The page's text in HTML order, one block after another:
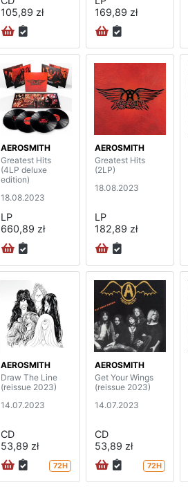
105,89 zł
169,89 zł
AEROSMITH
Greatest Hits
(4LP deluxe
edition)
18.08.2023
LP
660,89 zł
AEROSMITH
Greatest Hits
(2LP)
18.08.2023
LP
182,89 zł
AEROSMITH
Draw The Line
(reissue 2023)
14.07.2023
CD
53,89 zł
72H
AEROSMITH
Get Your Wings
(reissue 2023)
14.07.2023
CD
53,89 zł
72H